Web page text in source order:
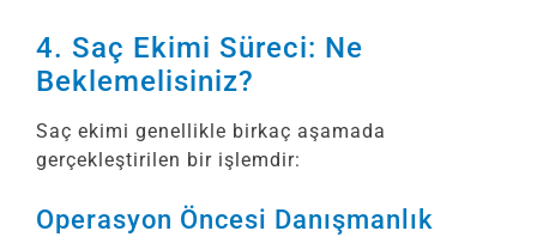
4. Saç Ekimi Süreci: Ne
Beklemelisiniz?
Saç ekimi genellikle birkaç aşamada
gerçekleştirilen bir işlemdir:
Operasyon Öncesi Danışmanlık